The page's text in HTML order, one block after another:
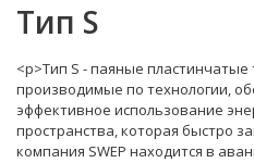
Тип S
<p>Тип S - паяные пластинчатые
производимые по технологии,
эффективное использование
пространства, которая быстро
компания SWEP находится в